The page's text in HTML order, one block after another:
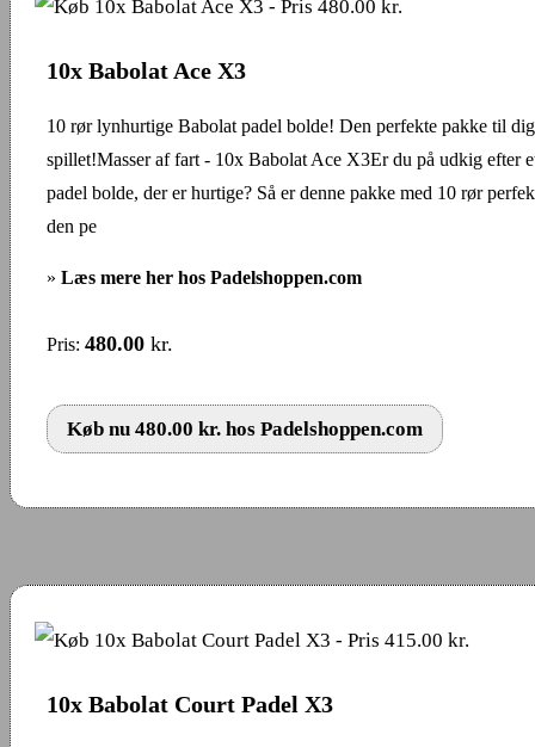
10x Babolat Ace X3
10 rør lynhurtige Babolat padel bolde! Den perfekte pakke til
spillet!Masser af fart - 10x Babolat Ace X3Er du på udkig efter
padel bolde, der er hurtige? Så er denne pakke med 10 rør
den pe
» Læs mere her hos Padelshoppen.com
Pris: 480.00 kr.
Køb nu 480.00 kr. hos Padelshoppen.com
10x Babolat Court Padel X3